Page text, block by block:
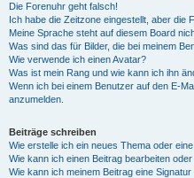
Die Forenuhr geht falsch!
Ich habe die Zeitzone eingestellt, aber die
Meine Sprache steht auf diesem Board
Was sind das für Bilder, die bei meinem
Wie verwende ich einen Avatar?
Was ist mein Rang und wie kann ich ihn
Wenn ich bei einem Benutzer auf den E-
anzumelden.
Beiträge schreiben
Wie erstelle ich ein neues Thema oder
Wie kann ich einen Beitrag bearbeiten
Wie kann ich meinem Beitrag eine Signatur